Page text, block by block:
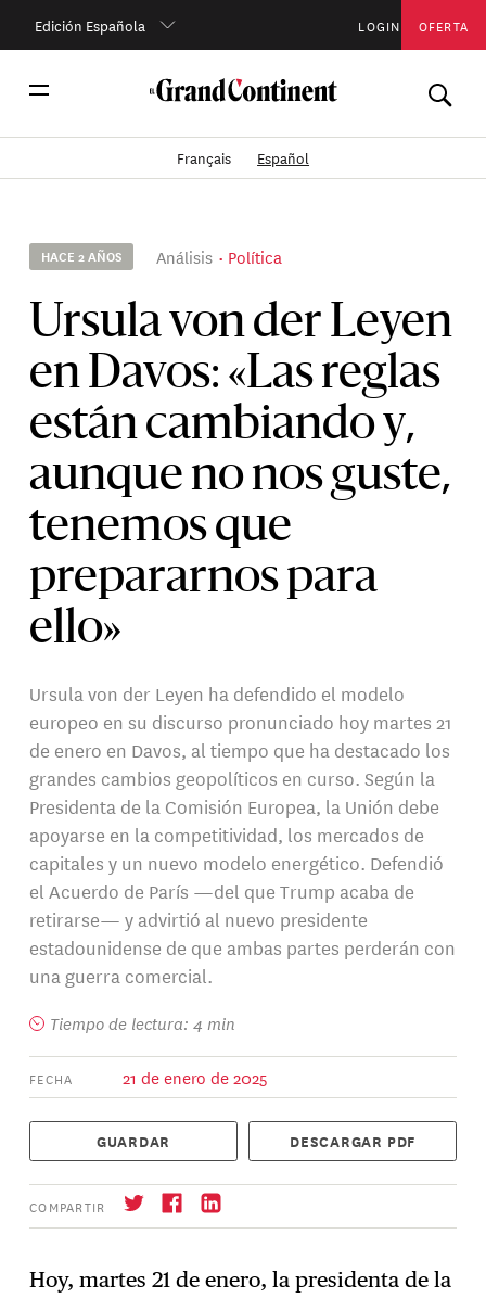
Edición Española LOGIN OFERTA
Français Español
HACE 2 AÑOS Análisis Política
Ursula von der Leyen
en Davos: «Las reglas
están cambiando y,
aunque no nos guste,
tenemos que
prepararnos para
ello»
Ursula von der Leyen ha defendido el modelo
europeo en su discurso pronunciado hoy martes 21
de enero en Davos, al tiempo que ha destacado los
grandes cambios geopolíticos en curso. Según la
Presidenta de la Comisión Europea, la Unión debe
apoyarse en la competitividad, los mercados de
capitales y un nuevo modelo energético. Defendió
el Acuerdo de París —del que Trump acaba de
retirarse— y advirtió al nuevo presidente
estadounidense de que ambas partes perderán con
una guerra comercial.
Tiempo de lectura: 4 min
FECHA 21 de enero de 2025
GUARDAR DESCARGAR PDF
COMPARTIR
Hoy, martes 21 de enero, la presidenta de la